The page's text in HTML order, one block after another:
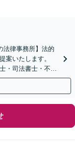
法律事務所】法的
案いたします。
・司法書士・不動
さい